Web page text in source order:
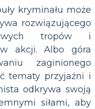
kryminału może
rozwiązującego
tropów i
akcji. Albo góra
zaginionego
tematy przyjaźni i
odkrywa swoją
siłami, aby